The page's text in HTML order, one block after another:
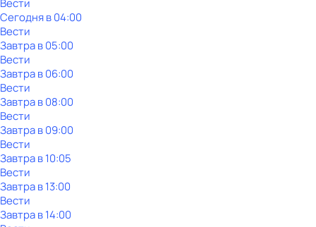
Вести
Сегодня в 04:00
Вести
Завтра в 05:00
Вести
Завтра в 06:00
Вести
Завтра в 08:00
Вести
Завтра в 09:00
Вести
Завтра в 10:05
Вести
Завтра в 13:00
Вести
Завтра в 14:00